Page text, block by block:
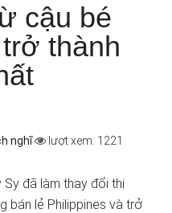
cậu bé
thành
nghĩ lượt xem: 1221
Sy đã làm thay đổi thị
bán lẻ Philippines và trở